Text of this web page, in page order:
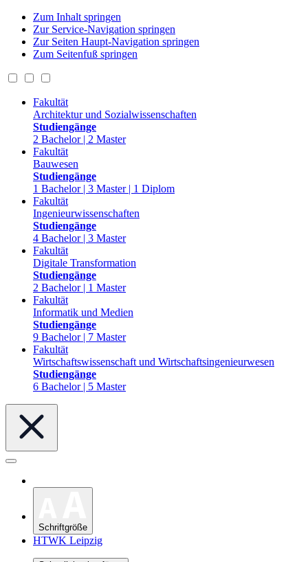
Zum Inhalt springen
Zur Service-Navigation springen
Zur Seiten Haupt-Navigation springen
Zum Seitenfuß springen
Fakultät
Architektur und Sozialwissenschaften
Studiengänge
2 Bachelor | 2 Master
Fakultät
Bauwesen
Studiengänge
1 Bachelor | 3 Master | 1 Diplom
Fakultät
Ingenieurwissenschaften
Studiengänge
4 Bachelor | 3 Master
Fakultät
Digitale Transformation
Studiengänge
2 Bachelor | 1 Master
Fakultät
Informatik und Medien
Studiengänge
9 Bachelor | 7 Master
Fakultät
Wirtschaftswissenschaft und Wirtschaftsingenieurwesen
Studiengänge
6 Bachelor | 5 Master
Schriftgröße
HTWK Leipzig